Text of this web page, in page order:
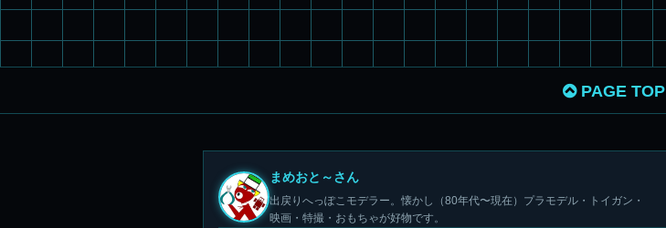
PAGE TOP
まめおと～さん
出戻りへっぽこモデラー。懐かし（80年代〜現在）プラモデル・トイガン・
映画・特撮・おもちゃが好物です。